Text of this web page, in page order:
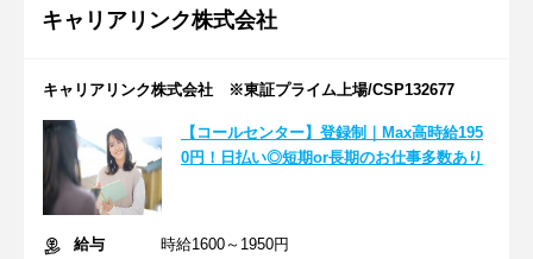
キャリアリンク株式会社
キャリアリンク株式会社 ※東証プライム上場/CSP132677
【コールセンター】登録制｜Max高時給195
0円！日払い◎短期or長期のお仕事多数あり
給与
時給1600～1950円